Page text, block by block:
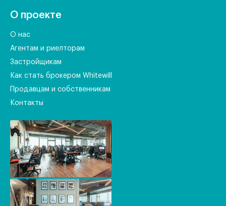
О проекте
О нас
Агентам и риелторам
Застройщикам
Как стать брокером Whitewill
Продавцам и собственникам
Контакты